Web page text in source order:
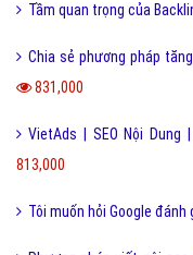
Tầm quan trọng của
Chia sẻ phương pháp
831,000
VietAds | SEO Nội Dung
813,000
Tôi muốn hỏi Google